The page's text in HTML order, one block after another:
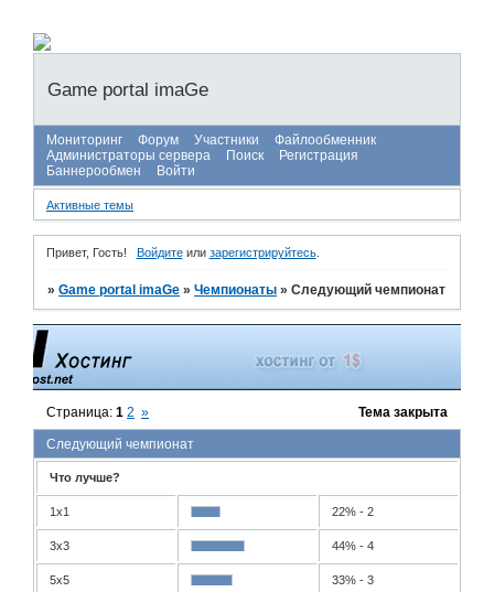
Game portal imaGe
Мониторинг Форум Участники
Файлообменник
Администраторы сервера
Поиск
Регистрация
Баннерообмен
Войти
Активные темы
Привет, Гость! Войдитеили зарегистрируйтесь.
»Game portal imaGe »Чемпионаты »Следующий чемпионат
Следующий чемпионат
Страница:1 2 » Тема закрыта
Что лучше?
1х1 22% - 2
3х3 44% - 4
5х5 33% - 3